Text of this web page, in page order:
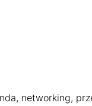
networking,